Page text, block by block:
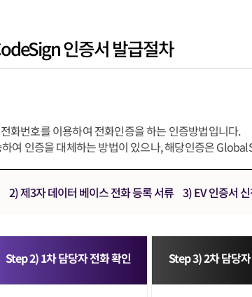
인증서 발급절차
화번호를 이용하여 전화인증을 하는 인증방법입니다.
인증을 대체하는 방법이 있으나, 해당인증은
2) 제3자 데이터 베이스 전화 등록 서류 3) EV 인증서
Step 2) 1차 담당자 전화 확인 Step 3) 2차 담당